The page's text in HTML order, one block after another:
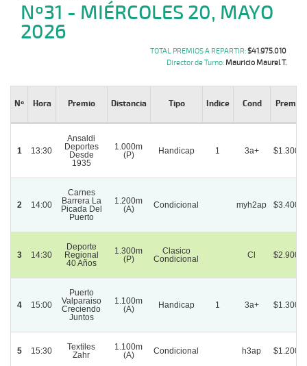
Nº31 - MIÉRCOLES 20, MAYO
2026
TOTAL PREMIOS A REPARTIR:$41.975.010
Director de Turno: Mauricio Maurel T.
Nº Hora Premio Distancia Tipo Indice Cond Premio
1 13:30
Ansaldi
Deportes
Desde
1935
1.000m
(P)
Handicap 1 3a+
2 14:00
Carnes
Barrera La
Picada Del
Puerto
1.200m
(A)
Condicional myh2ap
3 14:30
Deporte
Regional
40 Años
1.300m
(P)
Clasico
Condicional
Cl
4 15:00
Puerto
Valparaiso
Creciendo
Juntos
1.100m
(A)
Handicap 1 3a+
5 15:30
Textiles
Zahr
1.100m
(A)
Condicional h3ap